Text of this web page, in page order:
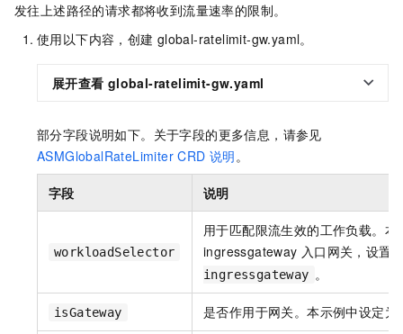
发往上述路径的请求都将收到流量速率的限制。
使用以下内容，创建 global-ratelimit-gw.yaml。
展开查看 global-ratelimit-gw.yaml
部分字段说明如下。关于字段的更多信息，请参见
ASMGlobalRateLimiter CRD 说明。
字段 说明
workloadSelector
用于匹配限流生效的工作负载。
ingressgateway 入口网关，设置
ingressgateway 。
isGateway 是否作用于网关。本示例中设定为